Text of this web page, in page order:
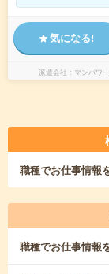
気になる!
派遣会社 マンパワ
職種でお仕事情報
職種でお仕事情報